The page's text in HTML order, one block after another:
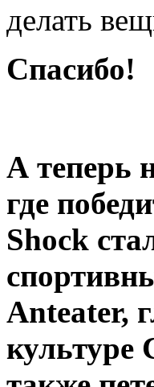
делать
Спасибо!
А теперь
где
Shock
Anteater,
культуре